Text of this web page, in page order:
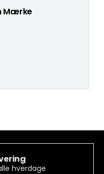
Mærke
hverdage